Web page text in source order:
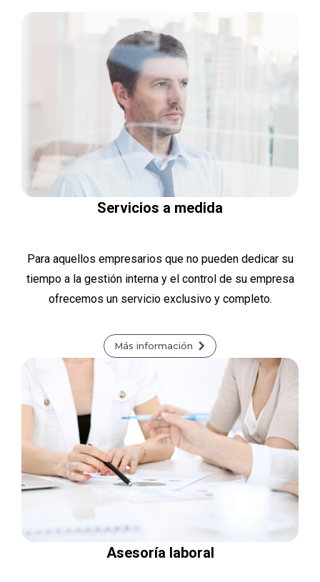
Servicios a medida
Para aquellos empresarios que no pueden dedicar su
tiempo a la gestión interna y el control de su empresa
ofrecemos un servicio exclusivo y completo.
Más información
Asesoría laboral